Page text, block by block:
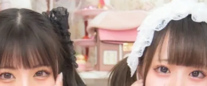
ゲーム・サービス開発
書籍・雑誌出版